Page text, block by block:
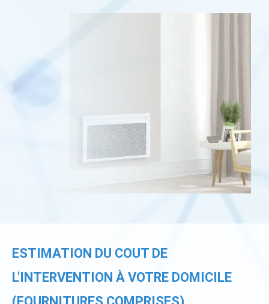
ESTIMATION DU COUT DE
L'INTERVENTION À VOTRE DOMICILE